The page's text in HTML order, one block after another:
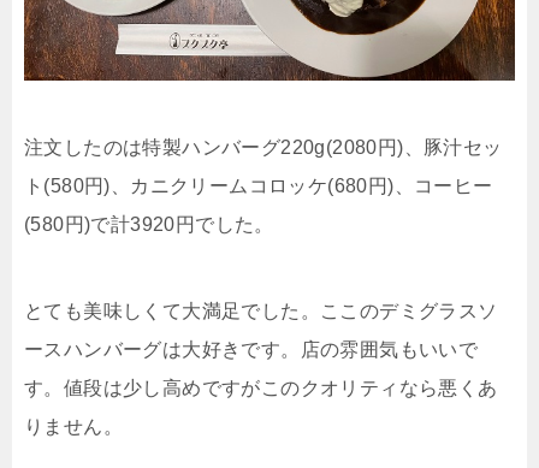
注文したのは特製ハンバーグ220g(2080円)、豚汁セッ
ト(580円)、カニクリームコロッケ(680円)、コーヒー
(580円)で計3920円でした。
とても美味しくて大満足でした。ここのデミグラスソ
ースハンバーグは大好きです。店の雰囲気もいいで
す。値段は少し高めですがこのクオリティなら悪くあ
りません。